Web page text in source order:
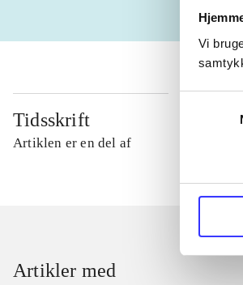
Vi
Tidsskrift
Artiklen er en del af
Artikler med